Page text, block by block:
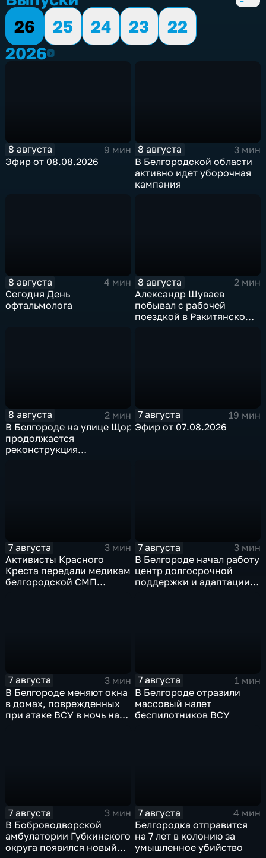
26
25 24 23
22
20262026
8 августа
9 мин
Эфир от 08.08.2026
8 августа
3 мин
В Белгородской области
активно идет уборочная
кампания
8 августа
4 мин
Сегодня День
офтальмолога
8 августа
2 мин
Александр Шуваев
побывал с рабочей
поездкой в Ракитянском
8 августа
2 мин
В Белгороде на улице Щорса
продолжается
реконструкция
7 августа
19 мин
Эфир от 07.08.2026
7 августа
3 мин
Активисты Красного
Креста передали медикам
белгородской СМП
7 августа
3 мин
В Белгороде начал работу
центр долгосрочной
поддержки и адаптации
7 августа
3 мин
В Белгороде меняют окна
в домах, поврежденных
при атаке ВСУ в ночь на
7 августа
1 мин
В Белгороде отразили
массовый налет
беспилотников ВСУ
7 августа
3 мин
В Боброводворской
амбулатории Губкинского
округа появился новый
7 августа
4 мин
Белгородка отправится
на 7 лет в колонию за
умышленное убийство